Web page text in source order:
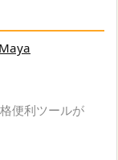
Maya
便利ツールが